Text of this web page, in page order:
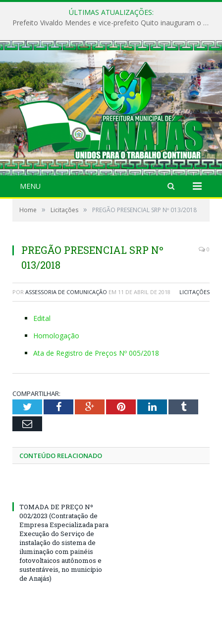
ÚLTIMAS ATUALIZAÇÕES:
Prefeito Vivaldo Mendes e vice-prefeito Quito inauguram o CAPS e fortalecem a saúde pública em Anajás.
MENU
Home » Licitações » PREGÃO PRESENCIAL SRP Nº 013/2018
PREGÃO PRESENCIAL SRP Nº
013/2018
0
POR ASSESSORIA DE COMUNICAÇÃO EM 11 DE ABRIL DE 2018 LICITAÇÕES
Edital
Homologação
Ata de Registro de Preços Nº 005/2018
COMPARTILHAR:
TwitterFacebookGoogle+PinterestLinkedInTumblr
Email
CONTEÚDO RELACIONADO
TOMADA DE PREÇO Nº
002/2023 (Contratação de
Empresa Especializada para
Execução do Serviço de
instalação do sistema de
iluminação com painéis
fotovoltaicos autônomos e
sustentáveis, no município
de Anajás)